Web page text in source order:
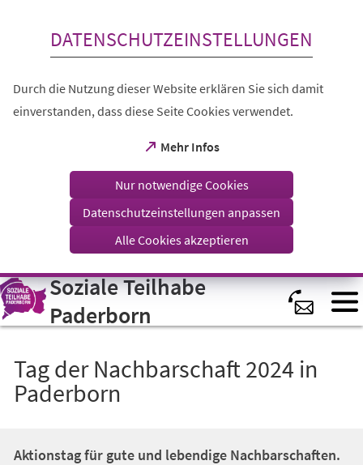
Visuelle
Assistenzsoftware
öffnen.
DATENSCHUTZEINSTELLUNGEN
Durch die Nutzung dieser Website erklären Sie sich damit
einverstanden, dass diese Seite Cookies verwendet.
Mehr Infos
(Öffnet
einem
Tab)
Nur notwendige Cookies
Datenschutzeinstellungen anpassen
Alle Cookies akzeptieren
Soziale Teilhabe
Paderborn
Tag der Nachbarschaft 2024 in
Paderborn
Aktionstag für gute und lebendige Nachbarschaften.